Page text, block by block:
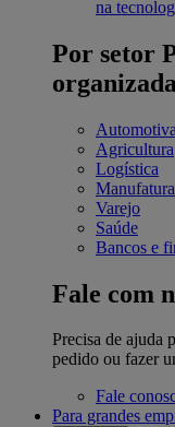
na
Por setor
Automotiva
Agricultura
Logística
Manufatura
Varejo
Saúde
Bancos e
Fale com
Precisa de ajuda
pedido ou fazer
Fale
Para grandes